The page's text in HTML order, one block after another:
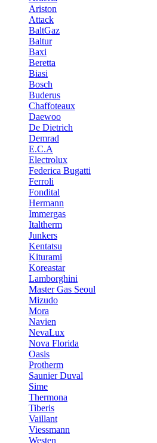
Ariston
Attack
BaltGaz
Baltur
Baxi
Beretta
Biasi
Bosch
Buderus
Chaffoteaux
Daewoo
De Dietrich
Demrad
E.C.A
Electrolux
Federica Bugatti
Ferroli
Fondital
Hermann
Immergas
Italtherm
Junkers
Kentatsu
Kiturami
Koreastar
Lamborghini
Master Gas Seoul
Mizudo
Mora
Navien
NevaLux
Nova Florida
Oasis
Protherm
Saunier Duval
Sime
Thermona
Tiberis
Vaillant
Viessmann
Westen